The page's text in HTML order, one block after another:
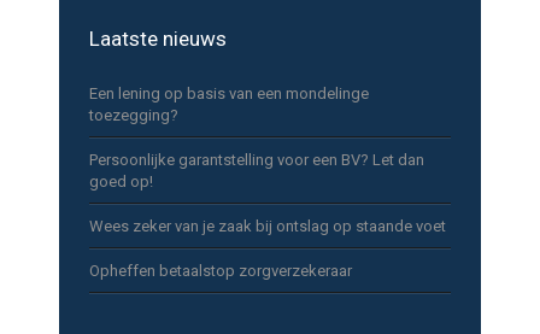
Laatste nieuws
Een lening op basis van een mondelinge
toezegging?
Persoonlijke garantstelling voor een BV? Let dan
goed op!
Wees zeker van je zaak bij ontslag op staande voet
Opheffen betaalstop zorgverzekeraar